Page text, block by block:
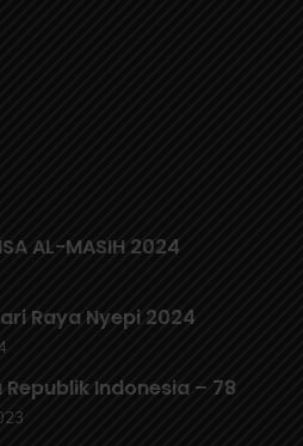
AL-MASIH 2024
Raya Nyepi 2024
Indonesia – 78